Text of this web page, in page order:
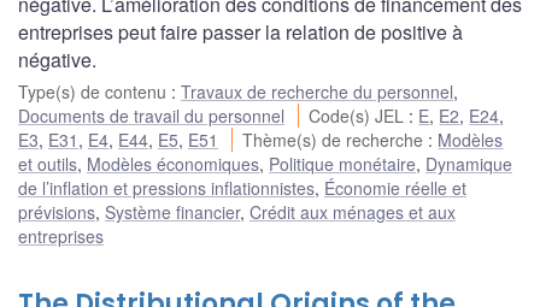
entreprises peut faire passer la relation de positive à
négative.
Type(s) de contenu : Travaux de recherche du personnel,
Documents de travail du personnel
Code(s) JEL : E, E2, E24,
E3, E31 , E4, E44, E5, E51 Thème(s) de recherche : Modèles
et outils, Modèles économiques, Politique monétaire, Dynamique
de l’inflation et pressions inflationnistes, Économie réelle et
prévisions, Système financier, Crédit aux ménages et aux
entreprises